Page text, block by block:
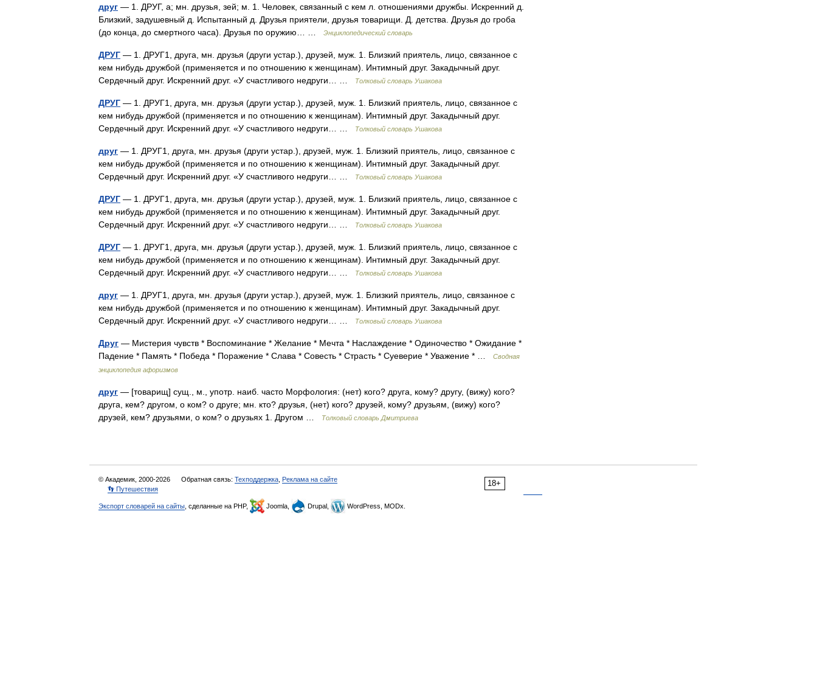
друг — 1. ДРУГ, а; мн. друзья, зей; м. 1. Человек, связанный с кем л. отношениями дружбы. Искренний д.
Близкий, задушевный д. Испытанный д. Друзья приятели, друзья товарищи. Д. детства. Друзья до гроба
(до конца, до смертного часа). Друзья по оружию… …
Энциклопедический словарь
ДРУГ — 1. ДРУГ1, друга, мн. друзья (други устар.), друзей, муж. 1. Близкий приятель, лицо, связанное с
кем нибудь дружбой (применяется и по отношению к женщинам). Интимный друг. Закадычный друг.
Сердечный друг. Искренний друг. «У счастливого недруги… …
Толковый словарь Ушакова
ДРУГ — 1. ДРУГ1, друга, мн. друзья (други устар.), друзей, муж. 1. Близкий приятель, лицо, связанное с
кем нибудь дружбой (применяется и по отношению к женщинам). Интимный друг. Закадычный друг.
Сердечный друг. Искренний друг. «У счастливого недруги… …
Толковый словарь Ушакова
друг — 1. ДРУГ1, друга, мн. друзья (други устар.), друзей, муж. 1. Близкий приятель, лицо, связанное с
кем нибудь дружбой (применяется и по отношению к женщинам). Интимный друг. Закадычный друг.
Сердечный друг. Искренний друг. «У счастливого недруги… …
Толковый словарь Ушакова
ДРУГ — 1. ДРУГ1, друга, мн. друзья (други устар.), друзей, муж. 1. Близкий приятель, лицо, связанное с
кем нибудь дружбой (применяется и по отношению к женщинам). Интимный друг. Закадычный друг.
Сердечный друг. Искренний друг. «У счастливого недруги… …
Толковый словарь Ушакова
ДРУГ — 1. ДРУГ1, друга, мн. друзья (други устар.), друзей, муж. 1. Близкий приятель, лицо, связанное с
кем нибудь дружбой (применяется и по отношению к женщинам). Интимный друг. Закадычный друг.
Сердечный друг. Искренний друг. «У счастливого недруги… …
Толковый словарь Ушакова
друг — 1. ДРУГ1, друга, мн. друзья (други устар.), друзей, муж. 1. Близкий приятель, лицо, связанное с
кем нибудь дружбой (применяется и по отношению к женщинам). Интимный друг. Закадычный друг.
Сердечный друг. Искренний друг. «У счастливого недруги… …
Толковый словарь Ушакова
Друг — Мистерия чувств * Воспоминание * Желание * Мечта * Наслаждение * Одиночество * Ожидание *
Падение * Память * Победа * Поражение * Слава * Совесть * Страсть * Суеверие * Уважение * …
Сводная
энциклопедия афоризмов
друг — [товарищ] сущ., м., употр. наиб. часто Морфология: (нет) кого? друга, кому? другу, (вижу) кого?
друга, кем? другом, о ком? о друге; мн. кто? друзья, (нет) кого? друзей, кому? друзьям, (вижу) кого?
друзей, кем? друзьями, о ком? о друзьях 1. Другом …
Толковый словарь Дмитриева
18+
© Академик, 2000-2026 Обратная связь: Техподдержка Реклама на сайте
👣 Путешествия
Экспорт словарей на сайты , сделанные на PHP, Joomla, Drupal, WordPress, MODx.